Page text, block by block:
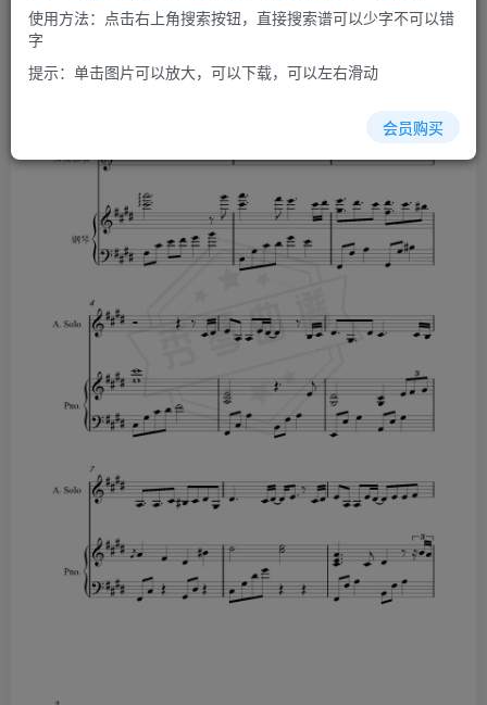
使用方法：点击右上角搜索按钮，直接搜索谱可以少字不可以错
字
提示：单击图片可以放大，可以下载，可以左右滑动
会员购买